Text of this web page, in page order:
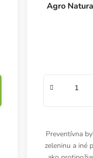
Agro
Preventívna
zeleninu a iné